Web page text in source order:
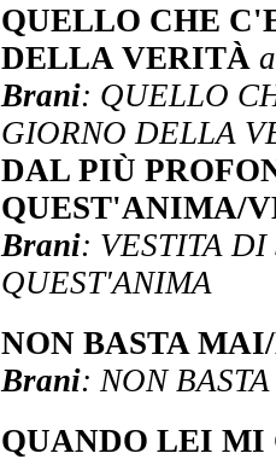
QUELLO CHE
DELLA VERITÀ
Brani: QUELLO
GIORNO DELLA
DAL PIÙ
QUEST'ANIMA/
Brani: VESTITA
QUEST'ANIMA
NON BASTA
Brani: NON
QUANDO LEI MI